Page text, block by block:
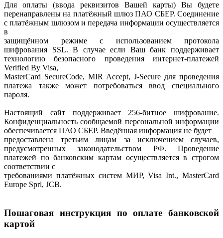
Для оплаты (ввода реквизитов Вашей карты) Вы будете
перенаправлены на платёжный шлюз ПАО СБЕР. Соединение
с платёжным шлюзом и передача информации осуществляется
в
защищённом режиме с использованием протокола
шифрования SSL. В случае если Ваш банк поддерживает
технологию безопасного проведения интернет-платежей
Verified By Visa,
MasterCard SecureCode, MIR Accept, J-Secure для проведения
платежа также может потребоваться ввод специального
пароля.
Настоящий сайт поддерживает 256-битное шифрование.
Конфиденциальность сообщаемой персональной информации
обеспечивается ПАО СБЕР. Введённая информация не будет
предоставлена третьим лицам за исключением случаев,
предусмотренных законодательством РФ. Проведение
платежей по банковским картам осуществляется в строгом
соответствии с
требованиями платёжных систем МИР, Visa Int., MasterCard
Europe Sprl, JCB.
Пошаговая инструкция по оплате банковской
картой